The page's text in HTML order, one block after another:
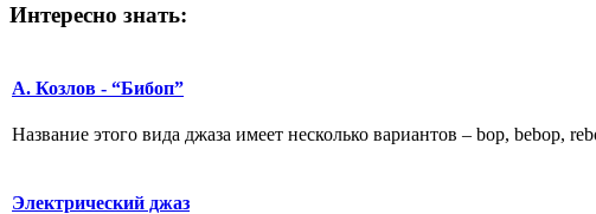
Интересно знать:
А. Козлов - “Бибоп”
Название этого вида джаза имеет несколько вариантов – bop, bebop,
Электрический джаз